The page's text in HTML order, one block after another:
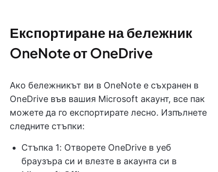
Експортиране на бележник
OneNote от OneDrive
Ако бележникът ви в OneNote е съхранен в
OneDrive във вашия Microsoft акаунт, все пак
можете да го експортирате лесно. Изпълнете
следните стъпки:
Стъпка 1: Отворете OneDrive в уеб
браузъра си и влезте в акаунта си в